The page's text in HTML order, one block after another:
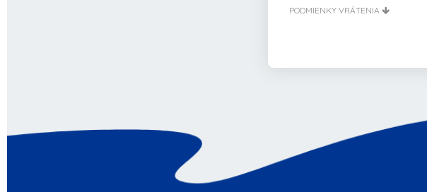
PODMIENKY VRÁTENIA